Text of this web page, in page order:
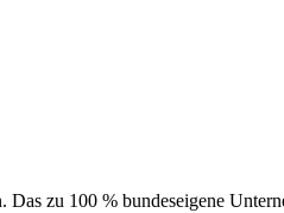
zu 100 % bundeseigene